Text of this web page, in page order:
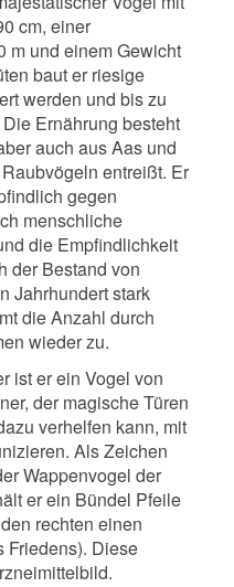
cm, einer
m und einem Gewicht
baut er riesige
werden und bis zu
Ernährung besteht
auch aus Aas und
entreißt. Er
gegen
menschliche
die Empfindlichkeit
der Bestand von
Jahrhundert stark
die Anzahl durch
wieder zu.
ist er ein Vogel von
der magische Türen
verhelfen kann, mit
Als Zeichen
Wappenvogel der
er ein Bündel Pfeile
rechten einen
Friedens). Diese